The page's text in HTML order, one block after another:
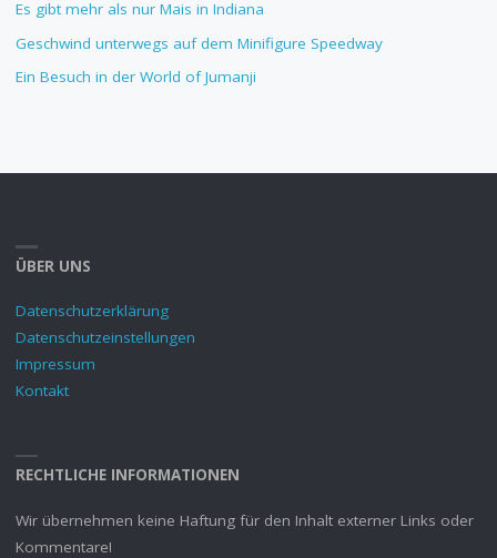
Es gibt mehr als nur Mais in Indiana
Geschwind unterwegs auf dem Minifigure Speedway
Ein Besuch in der World of Jumanji
ÜBER UNS
Datenschutzerklärung
Datenschutzeinstellungen
Impressum
Kontakt
RECHTLICHE INFORMATIONEN
Wir übernehmen keine Haftung für den Inhalt externer Links oder
Kommentare!